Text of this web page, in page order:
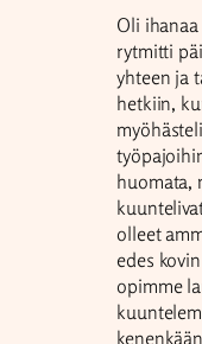
Oli
rytmitti
yhteen ja
hetkiin,
huomata,
olleet
edes
opimme